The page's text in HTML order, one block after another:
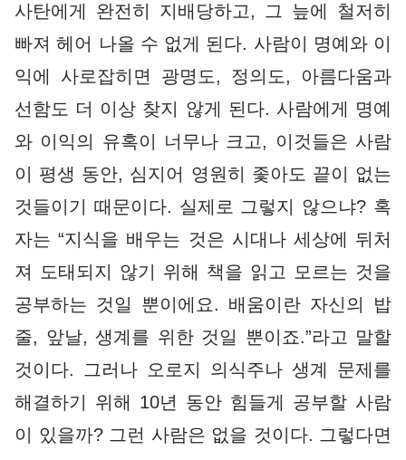
사탄에게 완전히 지배당하고, 그 늪에 철저히
빠져 헤어 나올 수 없게 된다. 사람이 명예와 이
익에 사로잡히면 광명도, 정의도, 아름다움과
선함도 더 이상 찾지 않게 된다. 사람에게 명예
와 이익의 유혹이 너무나 크고, 이것들은 사람
이 평생 동안, 심지어 영원히 좇아도 끝이 없는
것들이기 때문이다. 실제로 그렇지 않으냐? 혹
자는 “지식을 배우는 것은 시대나 세상에 뒤처
져 도태되지 않기 위해 책을 읽고 모르는 것을
공부하는 것일 뿐이에요. 배움이란 자신의 밥
줄, 앞날, 생계를 위한 것일 뿐이죠.”라고 말할
것이다. 그러나 오로지 의식주나 생계 문제를
해결하기 위해 10년 동안 힘들게 공부할 사람
이 있을까? 그런 사람은 없을 것이다. 그렇다면